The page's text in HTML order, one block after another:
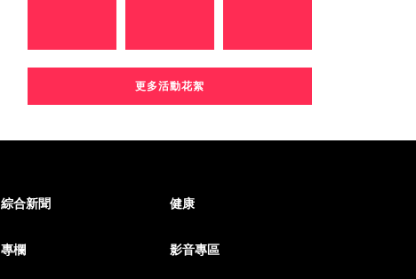
更多活動花絮
綜合新聞 健康
專欄 影音專區